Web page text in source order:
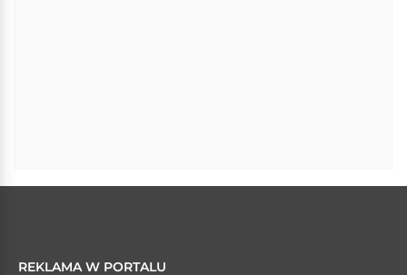
REKLAMA W PORTALU